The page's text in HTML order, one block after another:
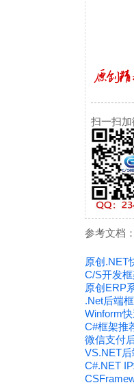
扫一扫加
参考文档：
原创.NET
C/S开发
原创ERP
.Net后端
Winform
C#框架推
微信支付
VS.NET
C#.NET